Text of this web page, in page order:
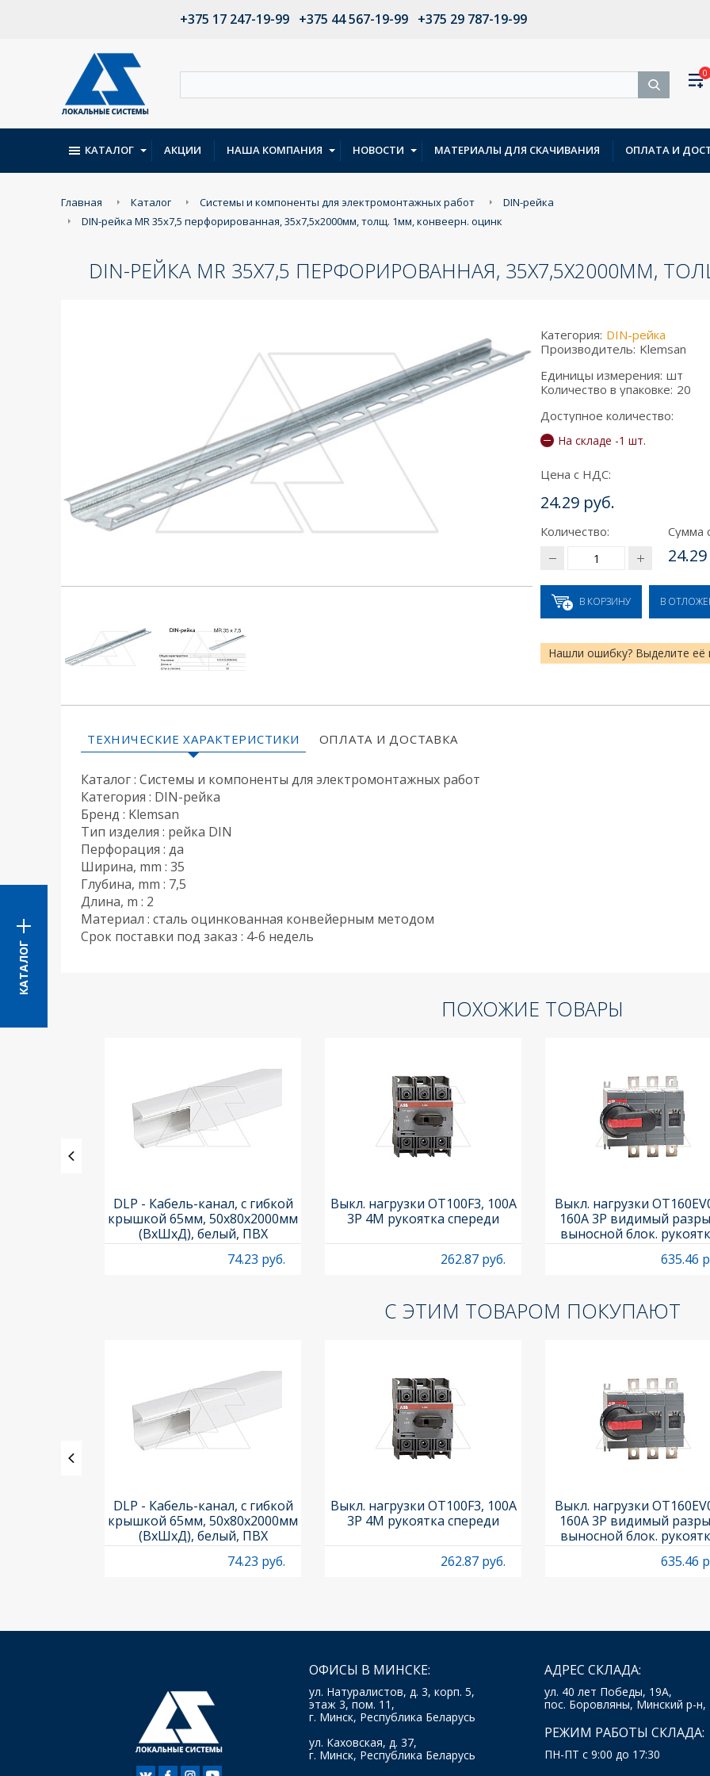
+375 17 247-19-99 +375 44 567-19-99 +375 29 787-19-99
0
КАТАЛОГ
КАТАЛОГ АКЦИИ НАША КОМПАНИЯ НОВОСТИ МАТЕРИАЛЫ ДЛЯ СКАЧИВАНИЯ ОПЛАТА И
Главная Каталог Системы и компоненты для электромонтажных работ
DIN-рейка
DIN-рейка MR 35x7,5 перфорированная, 35x7,5х2000мм, толщ. 1мм, конвеерн. оцинк
DIN-РЕЙКА MR 35X7,5 ПЕРФОРИРОВАННАЯ, 35X7,5Х2000ММ,
Категория: DIN-рейка
Производитель: Klemsan
Единицы измерения: шт
Количество в упаковке: 20
Доступное количество:
На складе -1 шт.
Цена с НДС:
24.29 руб.
Количество: Сумма
В КОРЗИНУ В
Нашли ошибку? Выделите её
ТЕХНИЧЕСКИЕ ХАРАКТЕРИСТИКИ ОПЛАТА И ДОСТАВКА
Каталог : Системы и компоненты для электромонтажных работ
Категория : DIN-рейка
Бренд : Klemsan
Тип изделия : рейка DIN
Перфорация : да
Ширина, mm : 35
Глубина, mm : 7,5
Длина, m : 2
Материал : сталь оцинкованная конвейерным методом
Срок поставки под заказ : 4-6 недель
ПОХОЖИЕ ТОВАРЫ
DLP - Кабель-канал, с гибкой
крышкой 65мм, 50x80х2000мм
(ВхШхД), белый, ПВХ
74.23 руб.
Выкл. нагрузки OT100F3, 100A
3P 4M рукоятка спереди
262.87 руб.
Выкл. нагрузки
160A 3P видимый
выносной блок.
OHB65J6 и осью
635.46
С ЭТИМ ТОВАРОМ ПОКУПАЮТ
DLP - Кабель-канал, с гибкой
крышкой 65мм, 50x80х2000мм
(ВхШхД), белый, ПВХ
74.23 руб.
Выкл. нагрузки OT100F3, 100A
3P 4M рукоятка спереди
262.87 руб.
Выкл. нагрузки
160A 3P видимый
выносной блок.
OHB65J6 и осью
635.46
ОФИСЫ В МИНСКЕ:
ул. Натуралистов, д. 3, корп. 5,
этаж 3, пом. 11,
г. Минск, Республика Беларусь
ул. Каховская, д. 37,
г. Минск, Республика Беларусь
АДРЕС СКЛАДА:
ул. 40 лет Победы, 19А,
пос. Боровляны, Минский р-н,
РЕЖИМ РАБОТЫ СКЛАДА:
ПН-ПТ с 9:00 до 17:30